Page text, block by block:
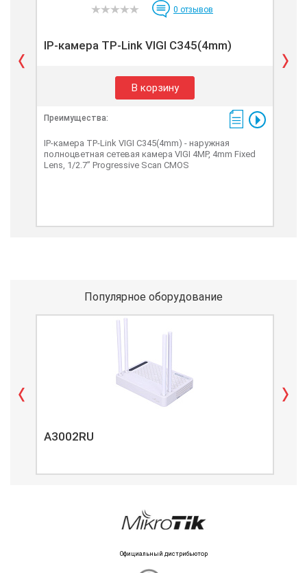
0 отзывов
IP-камера TP-Link VIGI C345(4mm)
В корзину
Преимущества:
IP-камера TP-Link VIGI C345(4mm) - наружная
полноцветная сетевая камера VIGI 4MP, 4mm Fixed
Lens, 1/2.7” Progressive Scan CMOS
Популярное оборудование
A3002RU
Официальный дистрибьютор